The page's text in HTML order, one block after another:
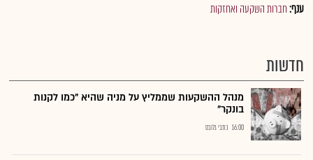
ענף:חברות השקעה ואחזקות
חדשות
מנהל ההשקעות שממליץ על מניה שהיא "כמו לקנות
בונקר"
16:00 כתבי גלובס